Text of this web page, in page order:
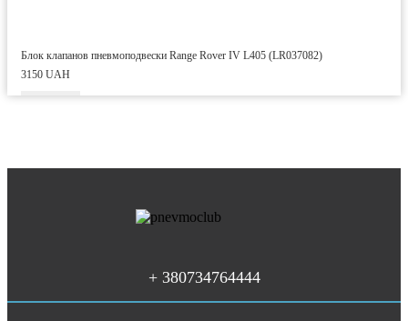
Блок клапанов пневмоподвески Range Rover IV L405 (LR037082)
3150 UAH
+ 380734764444